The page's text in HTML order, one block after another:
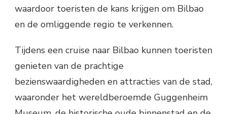
waardoor toeristen de kans krijgen om Bilbao
en de omliggende regio te verkennen.
Tijdens een cruise naar Bilbao kunnen toeristen
genieten van de prachtige
bezienswaardigheden en attracties van de stad,
waaronder het wereldberoemde Guggenheim